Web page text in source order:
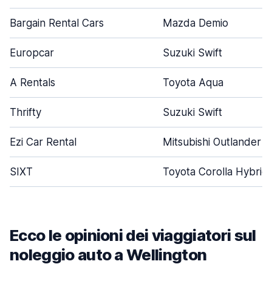
Bargain Rental Cars Mazda Demio
Europcar Suzuki Swift
A Rentals Toyota Aqua
Thrifty Suzuki Swift
Ezi Car Rental Mitsubishi Outlander
SIXT Toyota Corolla Hybrid
Ecco le opinioni dei viaggiatori sul
noleggio auto a Wellington